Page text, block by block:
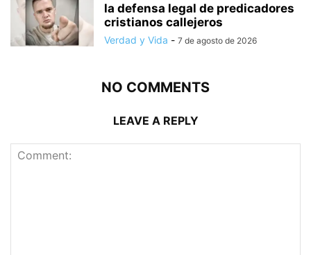
la defensa legal de predicadores
cristianos callejeros
Verdad y Vida - 7 de agosto de 2026
NO COMMENTS
LEAVE A REPLY